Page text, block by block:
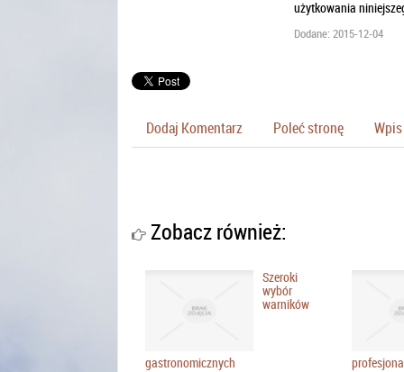
użytkowania
Dodane: 2015-12-04
Dodaj Komentarz Poleć stronę
Zobacz również:
Szeroki
wybór
warników
gastronomicznych